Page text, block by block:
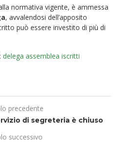
normativa vigente, è ammessa
, avvalendosi dell’apposito
può essere investito di più di
delega assemblea iscritti
precedente
di segreteria è chiuso
successivo